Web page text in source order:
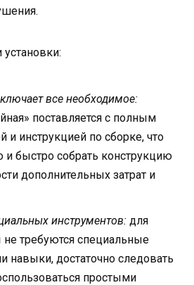
установки:
все необходимое:
поставляется с полным
и инструкцией по сборке, что
и быстро собрать конструкцию
дополнительных затрат и
инструментов: для
требуются специальные
навыки, достаточно следовать
простыми